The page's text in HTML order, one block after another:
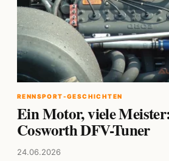
RENNSPORT-GESCHICHTEN
Ein Motor, viele
Cosworth DFV-Tuner
24.06.2026